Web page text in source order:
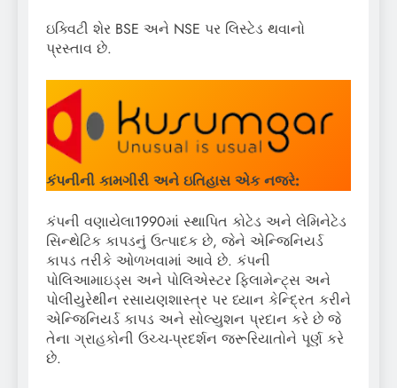
ઇક્વિટી શેર BSE અને NSE પર લિસ્ટેડ થવાનો
પ્રસ્તાવ છે.
કંપનીની કામગીરી અને ઇતિહાસ એક નજરે:
કંપની વણાયેલા1990માં સ્થાપિત કોટેડ અને લેમિનેટેડ
સિન્થેટિક કાપડનું ઉત્પાદક છે, જેને એન્જિનિયર્ડ
કાપડ તરીકે ઓળખવામાં આવે છે. કંપની
પોલિઆમાઇડ્સ અને પોલિએસ્ટર ફિલામેન્ટ્સ અને
પોલીયુરેથીન રસાયણશાસ્ત્ર પર ધ્યાન કેન્દ્રિત કરીને
એન્જિનિયર્ડ કાપડ અને સોલ્યુશન પ્રદાન કરે છે જે
તેના ગ્રાહકોની ઉચ્ચ-પ્રદર્શન જરૂરિયાતોને પૂર્ણ કરે
છે.